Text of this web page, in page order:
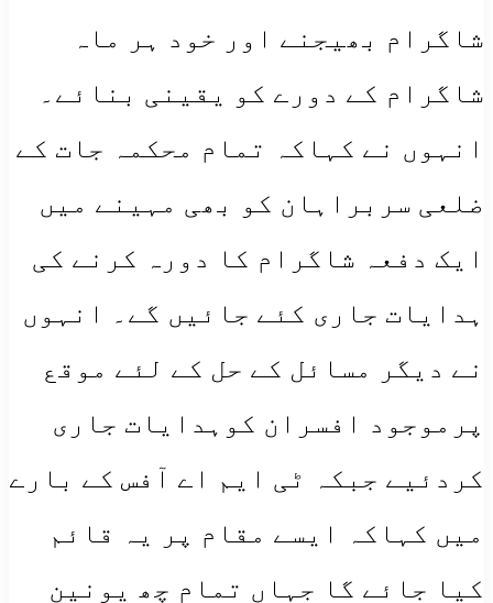
شاگرام بھیجنے اور خود ہر ماہ
شاگرام کے دورے کو یقینی بنائے۔
انہوں نے کہاکہ تمام محکمہ جات کے
ضلعی سربراہان کو بھی مہینے میں
ایک دفعہ شاگرام کا دورہ کرنے کی
ہدایات جاری کئے جائیں گے۔ انہوں
نے دیگر مسائل کے حل کے لئے موقع
پرموجود افسران کوہدایات جاری
کردئیے جبکہ ٹی ایم اے آفس کے بارے
میں کہاکہ ایسے مقام پر یہ قائم
کیا جائے گا جہاں تمام چھ یونین